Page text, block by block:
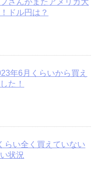
さんがまたアメリカ大
ドル円は？
年6月くらいから買え
た！
らい全く買えていない
状況